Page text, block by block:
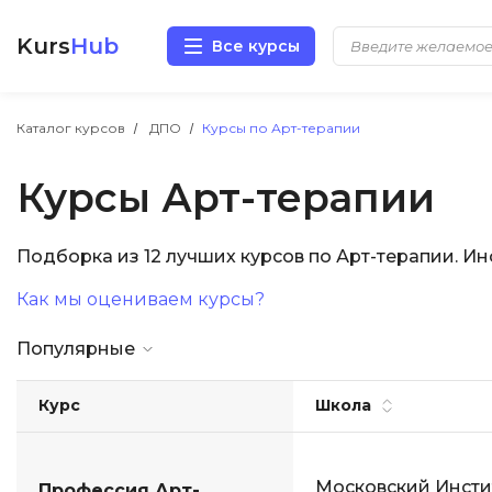
KursHub Все курсы
Каталог курсов ДПО Курсы по Арт-терапии
Курсы Арт-терапии
Подборка из 12 лучших курсов по Арт-терапии.
Как мы оцениваем курсы?
Популярные
Курс Школа
Московский
Разработка
Маркетинг
Аналитика
Иностранные языки